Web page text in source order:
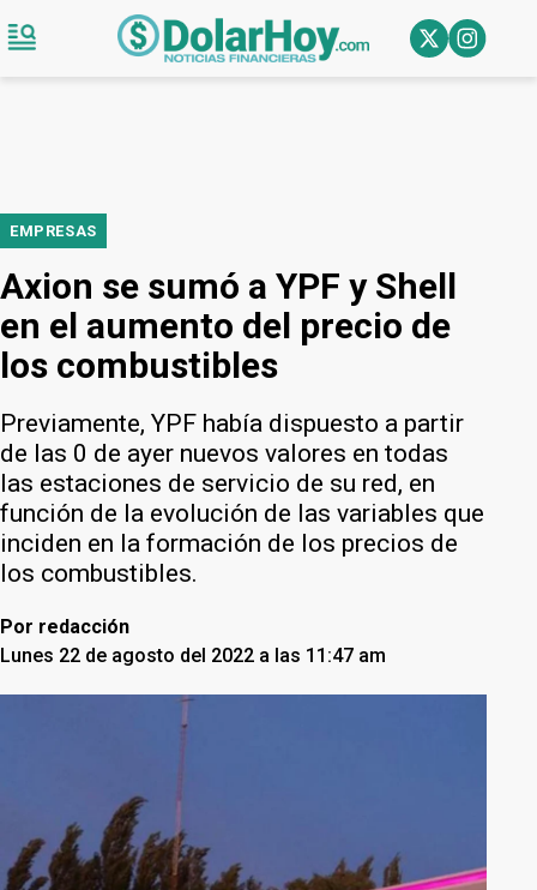
EMPRESAS
Axion se sumó a YPF y Shell
en el aumento del precio de
los combustibles
Previamente, YPF había dispuesto a partir
de las 0 de ayer nuevos valores en todas
las estaciones de servicio de su red, en
función de la evolución de las variables que
inciden en la formación de los precios de
los combustibles.
Por redacción
Lunes 22 de agosto del 2022 a las 11:47 am